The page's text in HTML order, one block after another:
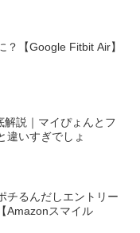
？【Google Fitbit Air】
解説｜マイぴょんとフ
違いすぎでしょ
チるんだしエントリー
Amazonスマイル